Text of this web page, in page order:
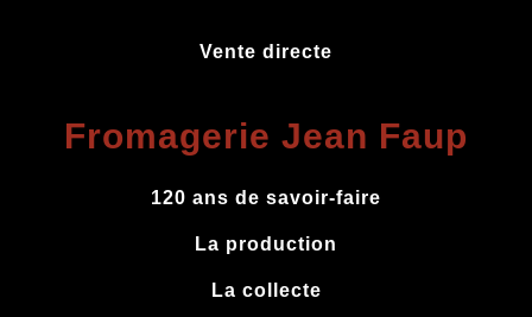
Vente directe
Fromagerie Jean Faup
120 ans de savoir-faire
La production
La collecte